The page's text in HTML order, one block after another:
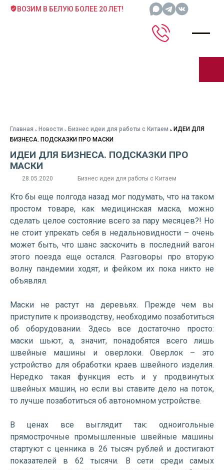
ВОЗИМ В БЕЛУЮ БОЛЕЕ 20 ЛЕТ!
Главная Новости Бизнес идеи для работы с Китаем
ИДЕИ ДЛЯ
БИЗНЕСА. ПОДСКАЗКИ ПРО МАСКИ
ИДЕИ ДЛЯ БИЗНЕСА. ПОДСКАЗКИ ПРО
МАСКИ
28.05.2020 Бизнес идеи для работы с Китаем
Кто бы еще полгода назад мог подумать, что на таком
простом товаре, как медицинская маска, можно
сделать целое состояние всего за пару месяцев?! Но
не стоит упрекать себя в недальновидности – очень
может быть, что шанс заскочить в последний вагон
этого поезда еще остался. Разговоры про вторую
волну пандемии ходят, и фейком их пока никто не
объявлял.
Маски не растут на деревьях. Прежде чем вы
приступите к производству, необходимо позаботиться
об оборудовании. Здесь все достаточно просто:
маски шьют, а, значит, понадобятся всего лишь
швейные машины и оверлоки. Оверлок – это
устройство для обработки краев швейного изделия.
Нередко такая функция есть и у продвинутых
швейных машин, но если вы ставите дело на поток,
то лучше позаботиться об автономном устройстве.
В ценах все выглядит так: одноигольные
прямострочные промышленные швейные машины
стартуют с ценника в 26 тысяч рублей и достигают
показателей в 62 тысячи. В сети среди самых